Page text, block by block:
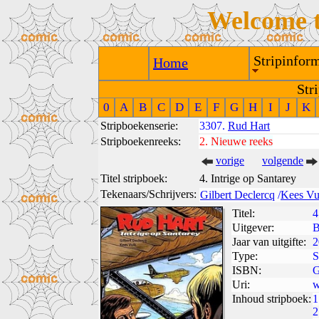
Welcome
Home
0 A B C D E F G H I J K
Stripboekenserie: 3307. Rud Hart
Stripboekenreeks:
2. Nieuwe reeks
vorige
volgende
Titel stripboek:
4. Intrige op Santarey
Tekenaars/Schrijvers: Gilbert Declercq /Kees
Titel:
Uitgever:
Jaar van uitgifte:
Type:
ISBN:
Uri:
Inhoud stripboek: 1
2